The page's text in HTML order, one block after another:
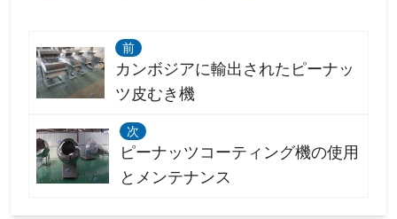
前
カンボジアに輸出されたピーナッ
ツ皮むき機
次
ピーナッツコーティング機の使用
とメンテナンス